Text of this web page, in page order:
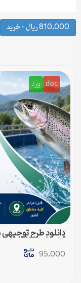
810,000 ریال – خرید
doc ورد
آماده Word قابل ویرایش
95,000